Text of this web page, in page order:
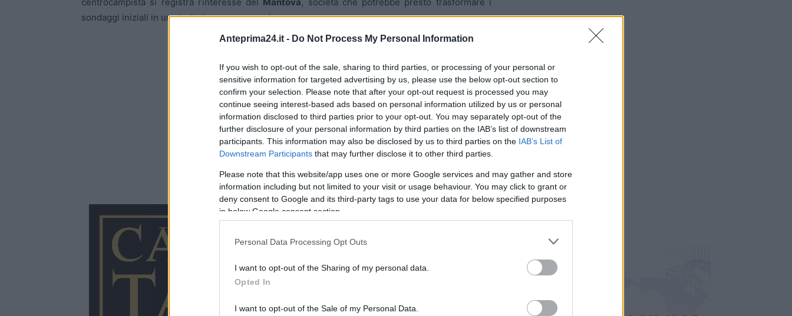
Anteprima24.it - Do Not Process My Personal Information
If you wish to opt-out of the sale, sharing to third parties, or processing of your personal or
sensitive information for targeted advertising by us, please use the below opt-out section to
confirm your selection. Please note that after your opt-out request is processed you may
continue seeing interest-based ads based on personal information utilized by us or personal
information disclosed to third parties prior to your opt-out. You may separately opt-out of the
further disclosure of your personal information by third parties on the IAB’s list of downstream
participants. This information may also be disclosed by us to third parties on the IAB’s List of
Downstream Participants that may further disclose it to other third parties.
Please note that this website/app uses one or more Google services and may gather and store
information including but not limited to your visit or usage behaviour. You may click to grant or
deny consent to Google and its third-party tags to use your data for below specified purposes
in below Google consent section.
Personal Data Processing Opt Outs
I want to opt-out of the Sharing of my personal data.
Opted In
I want to opt-out of the Sale of my Personal Data.
sondaggi iniziali in una trattativa vera e propria.